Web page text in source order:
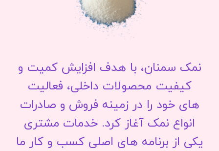
نمک سمنان، با هدف افزایش کمیت و
کیفیت محصولات داخلی، فعالیت
های خود را در زمینه فروش و صادرات
انواع نمک آغاز کرد. خدمات مشتری
یکی از برنامه های اصلی کسب و کار ما